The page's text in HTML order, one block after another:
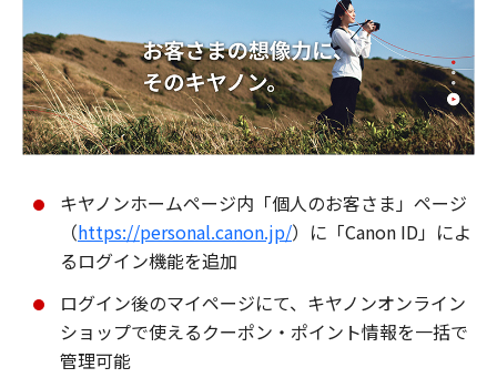
キヤノンホームページ内「個人のお客さま」ページ
（https://personal.canon.jp/）に「Canon ID」によ
るログイン機能を追加
ログイン後のマイページにて、キヤノンオンライン
ショップで使えるクーポン・ポイント情報を一括で
管理可能